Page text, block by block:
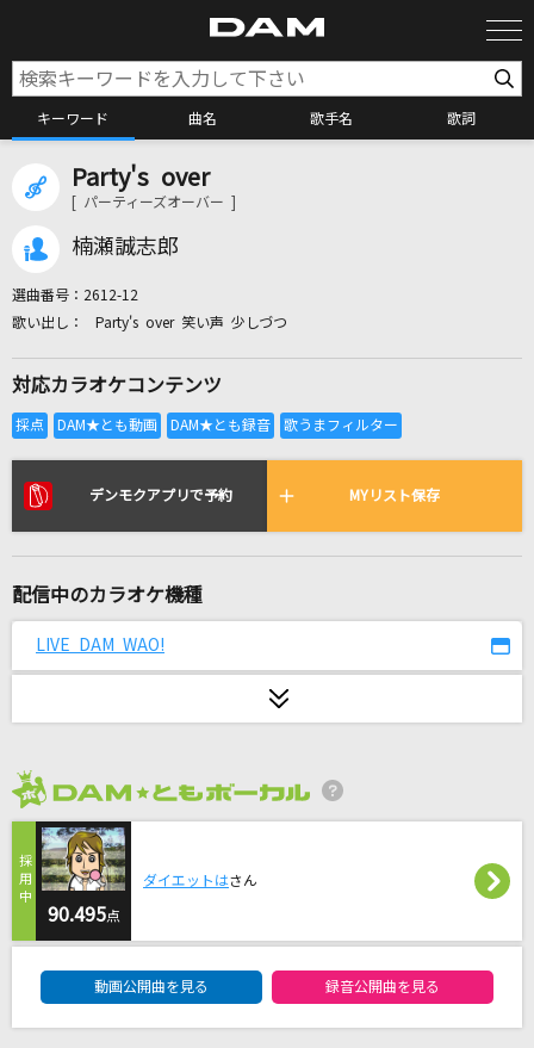
キーワード 曲名 歌手名 歌詞
全国りれき
リアルタイムで歌われている曲の一覧
あの夏に咲け
ノーダウト
コブクロ
いいんですか?
惑星ループ
ナユタン星人
Party's over
[ パーティーズオーバー ]
楠瀬誠志郎
選曲番号： 2612-12
Party's over 笑い声 少しづつ
対応カラオケコンテンツ
デンモクアプリで予約 MYリスト保存
配信中のカラオケ機種
LIVE DAM WAO!
90.495点
ダイエットはさん
動画公開曲を見る 録音公開曲を見る